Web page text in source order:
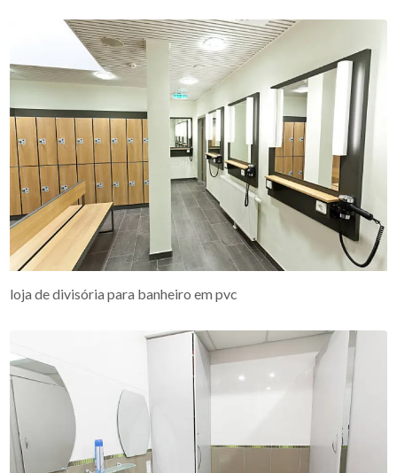
loja de divisória para banheiro em pvc